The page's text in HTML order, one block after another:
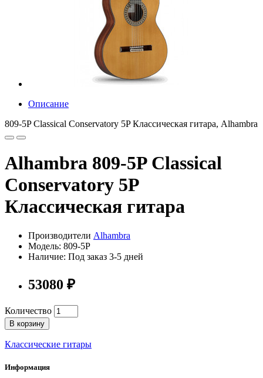
Описание
809-5P Classical Conservatory 5P Классическая гитара, Alhambra
Alhambra 809-5P Classical
Conservatory 5P
Классическая гитара
Производители Alhambra
Модель: 809-5P
Наличие: Под заказ 3-5 дней
53080 ₽
Количество
В корзину
Классические гитары
Информация